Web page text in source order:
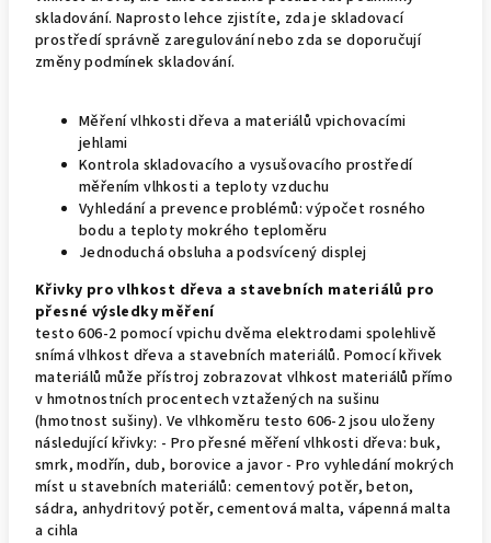
skladování. Naprosto lehce zjistíte, zda je skladovací
prostředí správně zaregulování nebo zda se doporučují
změny podmínek skladování.
Měření vlhkosti dřeva a materiálů vpichovacími
jehlami
Kontrola skladovacího a vysušovacího prostředí
měřením vlhkosti a teploty vzduchu
Vyhledání a prevence problémů: výpočet rosného
bodu a teploty mokrého teploměru
Jednoduchá obsluha a podsvícený displej
Křivky pro vlhkost dřeva a stavebních materiálů pro
přesné výsledky měření
testo 606-2 pomocí vpichu dvěma elektrodami spolehlivě
snímá vlhkost dřeva a stavebních materiálů. Pomocí křivek
materiálů může přístroj zobrazovat vlhkost materiálů přímo
v hmotnostních procentech vztažených na sušinu
(hmotnost sušiny). Ve vlhkoměru testo 606-2 jsou uloženy
následující křivky: - Pro přesné měření vlhkosti dřeva: buk,
smrk, modřín, dub, borovice a javor - Pro vyhledání mokrých
míst u stavebních materiálů: cementový potěr, beton,
sádra, anhydritový potěr, cementová malta, vápenná malta
a cihla